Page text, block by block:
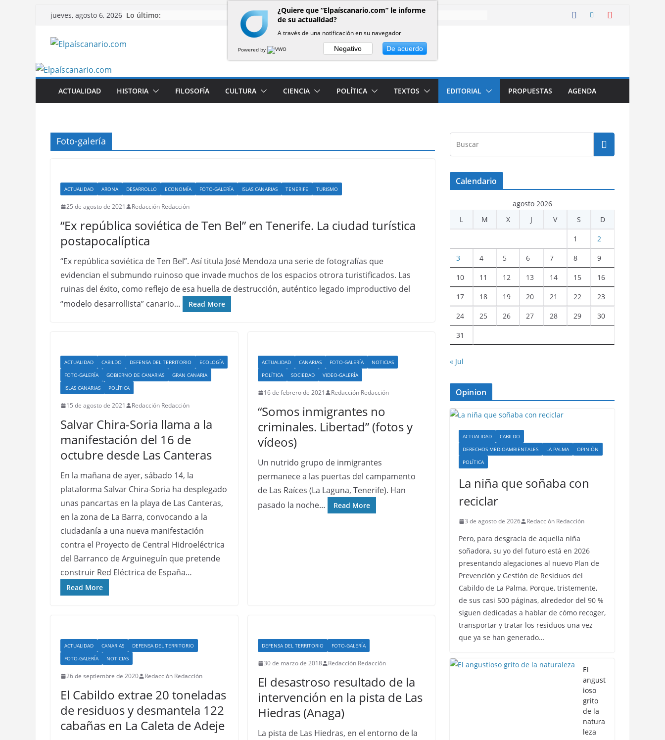
Saltar
contenido
jueves, agosto 6, 2026 Lo último:
ACTUALIDAD HISTORIA FILOSOFÍA CULTURA CIENCIA POLÍTICA TEXTOS EDITORIAL PROPUESTAS AGENDA
Foto-galería
ACTUALIDAD ARONA DESARROLLO ECONOMÍA FOTO-GALERÍA ISLAS CANARIAS TENERIFE TURISMO
25 de agosto de 2021 Redacción Redacción
“Ex república soviética de Ten Bel” en Tenerife. La ciudad turística
postapocalíptica
“Ex república soviética de Ten Bel”. Así titula José Mendoza una serie de fotografías que
evidencian el submundo ruinoso que invade muchos de los espacios otrora turistificados. Las
ruinas del éxito, como reflejo de esa huella de destrucción, auténtico legado improductivo del
“modelo desarrollista” canario…
Read More
ACTUALIDAD CABILDO DEFENSA DEL TERRITORIO
ECOLOGÍA
FOTO-GALERÍA
GOBIERNO DE CANARIAS
GRAN CANARIA
ISLAS CANARIAS
POLÍTICA
15 de agosto de 2021 Redacción Redacción
Salvar Chira-Soria llama a la
manifestación del 16 de
octubre desde Las Canteras
En la mañana de ayer, sábado 14, la
plataforma Salvar Chira-Soria ha desplegado
unas pancartas en la playa de Las Canteras,
en la zona de La Barra, convocando a la
ciudadanía a una nueva manifestación
contra el Proyecto de Central Hidroeléctrica
del Barranco de Arguineguín que pretende
construir Red Eléctrica de España…
Read More
ACTUALIDAD CANARIAS FOTO-GALERÍA
NOTICIAS
POLÍTICA
SOCIEDAD VIDEO-GALERÍA
16 de febrero de 2021 Redacción Redacción
“Somos inmigrantes no
criminales. Libertad” (fotos y
vídeos)
Un nutrido grupo de inmigrantes
permanece a las puertas del campamento
de Las Raíces (La Laguna, Tenerife). Han
pasado la noche…
Read More
ACTUALIDAD CANARIAS
DEFENSA DEL TERRITORIO
FOTO-GALERÍA
NOTICIAS
26 de septiembre de 2020 Redacción Redacción
El Cabildo extrae 20 toneladas
de residuos y desmantela 122
cabañas en La Caleta de Adeje
DEFENSA DEL TERRITORIO FOTO-GALERÍA
30 de marzo de 2018 Redacción Redacción
El desastroso resultado de la
intervención en la pista de Las
Hiedras (Anaga)
La pista de Las Hiedras, en el entorno de la
Calendario
agosto 2026
L
M X J V S D
1 2
3 4 5 6 7 8 9
10 11 12 13 14 15 16
17 18 19 20 21 22 23
24 25 26 27 28 29 30
31
« Jul
Opinion
ACTUALIDAD
CABILDO
DERECHOS MEDIOAMBIENTALES
LA PALMA
OPINIÓN
POLÍTICA
La niña que soñaba con
reciclar
3 de agosto de 2026 Redacción Redacción
Pero, para desgracia de aquella niña
soñadora, su yo del futuro está en 2026
presentando alegaciones al nuevo Plan de
Prevención y Gestión de Residuos del
Cabildo de La Palma. Porque, tristemente,
de sus casi 500 páginas, alrededor del 90 %
siguen dedicadas a hablar de cómo recoger,
transportar y tratar los residuos una vez
que ya se han generado…
El
angust
ioso
grito
de la
natura
leza
¿Quiere que “Elpaíscanario.com” le informe
de su actualidad?
A través de una notificación en su navegador
Powered by Negativo De acuerdo